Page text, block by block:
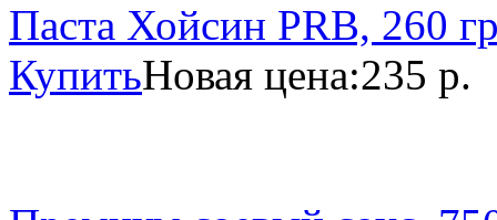
Паста Хойсин PRB, 260
КупитьНовая цена:235 р.